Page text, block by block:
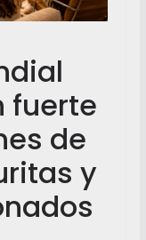
fuerte
de
y